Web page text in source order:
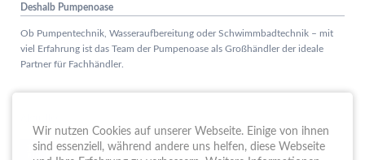
Deshalb Pumpenoase
Ob Pumpentechnik, Wasseraufbereitung oder Schwimmbadtechnik – mit
viel Erfahrung ist das Team der Pumpenoase als Großhändler der ideale
Partner für Fachhändler.
15. Schule trifft Wirtschaft bei der PUMPENoase!
Wir nutzen Cookies auf unserer Webseite. Einige von ihnen
sind essenziell, während andere uns helfen, diese Webseite